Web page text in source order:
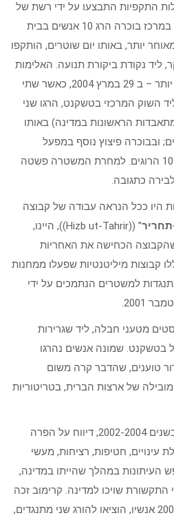
גל של פעולות התקפיות התבצעו על ידי רשת של
טרוריסטים בינלאומיים. פיצוץ במרכז בוכרה הרג 10 אנשים בבית
יותר, באותו יום שוטרים, הותקפו
ליד נקודת ביקורת תנועה. האלימות
הסלימה חמישה ימים מאוחר יותר – ב 29 במרץ 2004, כאשר שתי
השוק המרכזי בטשקנט, הרגו שני
20 אחרים (המתאבדות הראשונות במדינה) באותו
ובבוכרה פיצוץ נוסף במפעל
שנחשד בפעילויות טרור תבע 10 הרוגים. למחרת המשטרה פשטה
כתגובה.
היו ככל הנראה עבודה של קבוצה
” ((Hizb ut-Tahrir)), היינו,
הכחישה את האחריות
קבוצות מיליטנטיות שפעלו ממחנות
למשטרים הנתמכים על ידי
טרוריסטים מטעני חבלה, ליד שגרירות
בטשקנט. שמונה אנשים נהרגו
טוענים, שהדבר קרה משום
של ארצות הברית, בטריטוריות
שגריר בריטניה באוזבקיסטן, בשנים 2002-2004, דיווח על הפרה
עינויים, חטיפות, רציחות, מעשי
העיתונות במהלך שהייתו במדינה,
שויכו למדינה. קרימוב זכה
לכינוי “המרתיח”, לאחר שב-2002 אנשיו, הוציאו להורג שני מתנגדים,